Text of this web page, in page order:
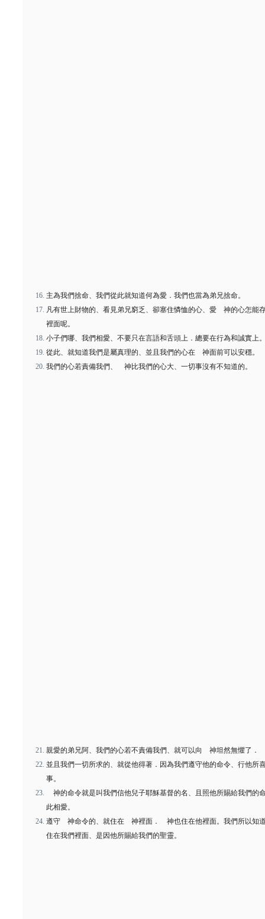
主為我們捨命、我們從此就知道何為愛．我們也當為弟兄捨命。
凡有世上財物的、看見弟兄窮乏、卻塞住憐恤的心、愛 神的心怎能
裡面呢。
小子們哪、我們相愛、不要只在言語和舌頭上．總要在行為和誠實上
從此、就知道我們是屬真理的、並且我們的心在 神面前可以安穩。
我們的心若責備我們、 神比我們的心大、一切事沒有不知道的。
親愛的弟兄阿、我們的心若不責備我們、就可以向 神坦然無懼了．
並且我們一切所求的、就從他得著．因為我們遵守他的命令、行他所
事。
神的命令就是叫我們信他兒子耶穌基督的名、且照他所賜給我們的
此相愛。
遵守 神命令的、就住在 神裡面． 神也住在他裡面。我們所以知
住在我們裡面、是因他所賜給我們的聖靈。